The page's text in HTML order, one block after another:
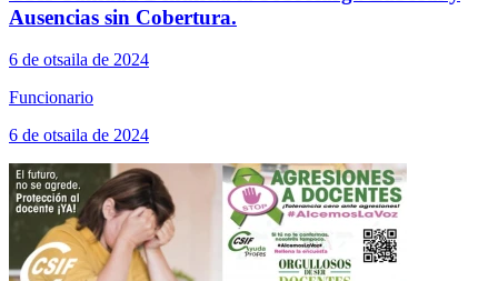
Ausencias sin Cobertura.
6 de otsaila de 2024
Funcionario
6 de otsaila de 2024